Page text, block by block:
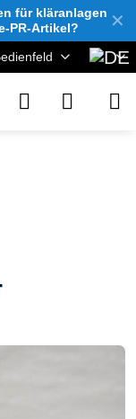
✕
für kläranlagen
PR-Artikel?